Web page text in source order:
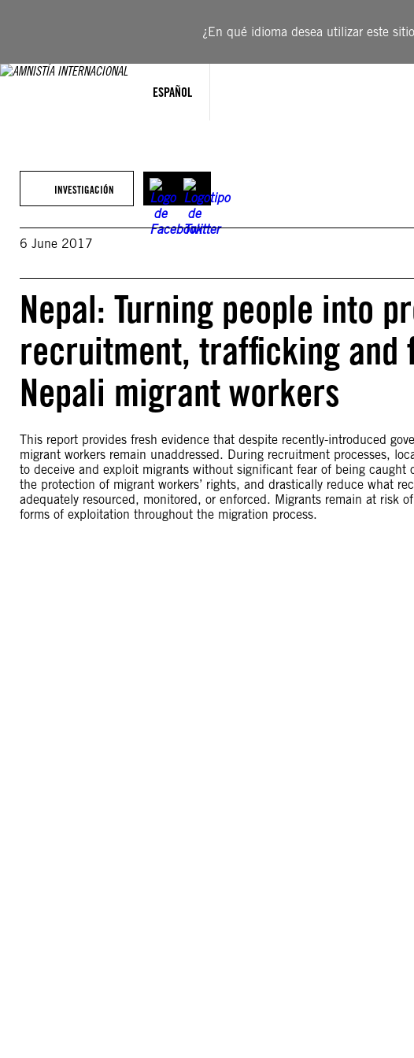
¿En qué idioma desea utilizar este
ESPAÑOL
INVESTIGACIÓN
6 June 2017
Nepal: Turning people into
recruitment, trafficking and
Nepali migrant workers
This report provides fresh evidence that despite recently-introduced
migrant workers remain unaddressed. During recruitment processes,
to deceive and exploit migrants without significant fear of being
the protection of migrant workers’ rights, and drastically reduce what
adequately resourced, monitored, or enforced. Migrants remain at risk
forms of exploitation throughout the migration process.